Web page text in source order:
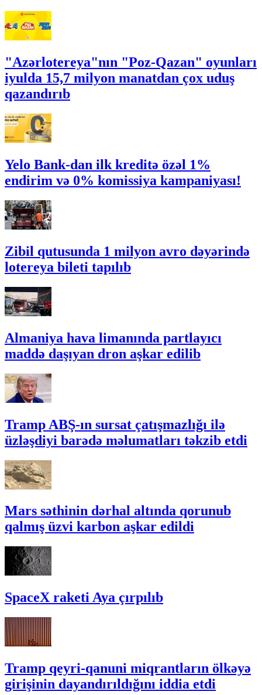
"Azərlotereya"nın "Poz-Qazan" oyunları
iyulda 15,7 milyon manatdan çox uduş
qazandırıb
Yelo Bank-dan ilk kreditə özəl 1%
endirim və 0% komissiya kampaniyası!
Zibil qutusunda 1 milyon avro dəyərində
lotereya bileti tapılıb
Almaniya hava limanında partlayıcı
maddə daşıyan dron aşkar edilib
Tramp ABŞ-ın sursat çatışmazlığı ilə
üzləşdiyi barədə məlumatları təkzib etdi
Mars səthinin dərhal altında qorunub
qalmış üzvi karbon aşkar edildi
SpaceX raketi Aya çırpılıb
Tramp qeyri-qanuni miqrantların ölkəyə
girişinin dayandırıldığını iddia etdi